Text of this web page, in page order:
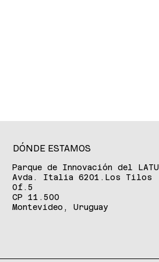
DÓNDE ESTAMOS
Parque de Innovación del
Avda. Italia 6201.Los Tilos
Of.5
CP 11.500
Montevideo, Uruguay